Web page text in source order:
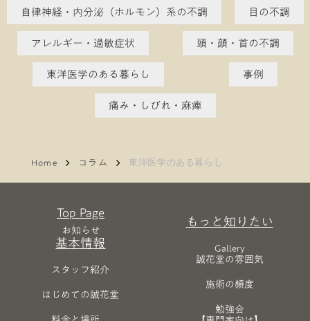
自律神経・内分泌（ホルモン）系の不調
目の不調
アレルギー・過敏症状
頭・顔・首の不調
東洋医学のある暮らし
事例
痛み・しびれ・麻痺
Home コラム 東洋医学のある暮らし
Top Page
お知らせ
基本情報
スタッフ紹介
はじめての誠花堂
もっと知りたい
Gallery
誠花堂の雰囲気
施術の頻度
勉強会